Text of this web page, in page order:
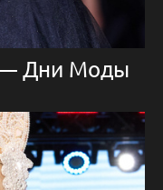
— Дни Моды